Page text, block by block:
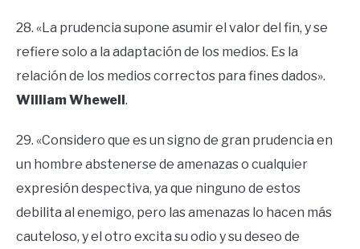
28. «La prudencia supone asumir el valor del fin, y se
refiere solo a la adaptación de los medios. Es la
relación de los medios correctos para fines dados».
William Whewell.
29. «Considero que es un signo de gran prudencia en
un hombre abstenerse de amenazas o cualquier
expresión despectiva, ya que ninguno de estos
debilita al enemigo, pero las amenazas lo hacen más
cauteloso, y el otro excita su odio y su deseo de